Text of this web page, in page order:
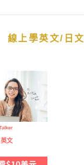
線上學英文/日文
英文